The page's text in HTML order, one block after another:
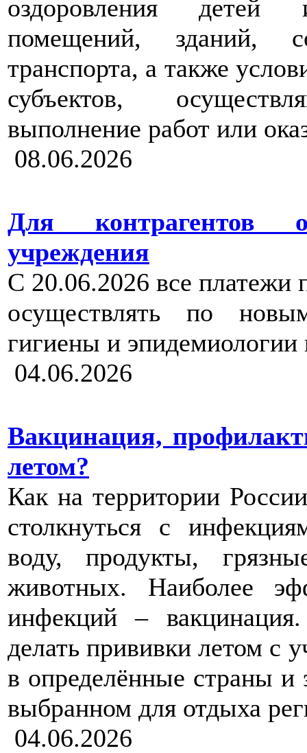
оздоровления детей
помещений, зданий,
транспорта, а также
субъектов,
выполнение работ или
08.06.2026
Для контрагентов
учреждения
С 20.06.2026 все платежи
осуществлять по
гигиены и эпидемиологии
04.06.2026
Вакцинация,
летом?
Как на территории
столкнуться с
воду, продукты,
животных. Наиболее
инфекций – вакцинация.
делать прививки летом с
в определённые страны и
выбранном для отдыха
04.06.2026